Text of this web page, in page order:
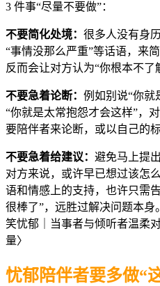
3 件事“尽量不要做”：
不要简化处境： 很多人没有身
“事情没那么严重”等话语，来
反而会让对方认为“你根本不了
不要急着论断： 例如别说“你就
“你就是太常抱怨才会这样”，
要陪伴者来论断，或以自己的
不要急着给建议： 避免马上提
对方来说，或许早已想过该怎
语和情感上的支持，也许只需
很棒了”，远胜过解决问题本
笑忧郁｜当事者与倾听者温柔
量〉
忧郁陪伴者要多做“